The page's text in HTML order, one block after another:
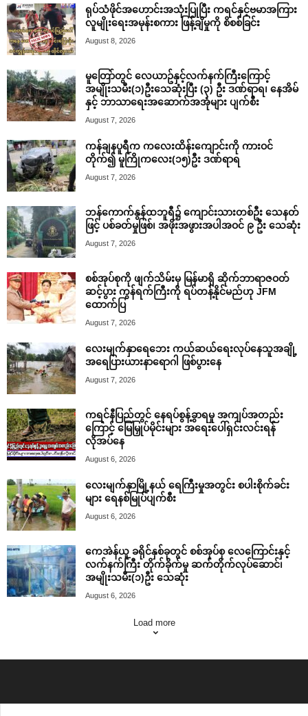
ရုပ်သံဖိုင်အဟောင်းအသုံးပြုပြီး ကရင်နှင့်ဗမာအကြား
လူမျိုးရေးအမုန်းစကား ဖြန့်ချိမှုကို စိစစ်ခြင်း
August 8, 2026
မူတြော်တွင် လေယာဥ်နှင့်လက်နက်ကြီးကြောင့်
အမျိုးသမီး(၁)ဦးသေဆုံးပြီး (၃) ဦး ဒဏ်ရာရ၊ နေအိမ်
နှင့် ဘာသာရေးအဆောက်အအုံများ ပျက်စီး
August 7, 2026
ကန်ချနပူရီက ကလေးထိန်းကျောင်းကို ကားဝင်
တိုက်၍ မူကြိုကလေး(၁၅)ဦး ဒဏ်ရာရ
August 7, 2026
ဘန်ကောက်နွန်ထဘူရီ၌ ကျောင်းသားတစ်ဦး သေနတ်
ဖြင့် ပစ်ခတ်မှုဖြစ်၊ အဖိုးအဖွားအပါအဝင် ၉ ဦး သေဆုံး
August 7, 2026
စစ်အုပ်စုကို ဖျက်သိမ်းမှ မြန်မာရှိ ဆိုက်ဘာရာဇဝတ်
ဆင့်ပွား ကွန်ရက်ကြီးကို ရပ်တန့်နိုင်မည်ဟု JFM
ထောက်ပြ
August 7, 2026
လေးမျက်နှာရေဘေး ကယ်ဆယ်ရေးလုပ်နေသူအချို့
အရေပြားယားနာရောဂါ ဖြစ်ပွားနေ
August 7, 2026
ကရင်နီပြည်တွင် နေရပ်စွန့်ခွာရမှု အကျပ်အတည်း
ကြောင့် မြေမြှုပ်မိုင်းများ အရေးပေါ်ရှင်းလင်းရန်
လိုအပ်နေ
August 6, 2026
လေးမျက်နှာမြို့နယ် ရေကြီးမှုအတွင်း စပါးစိုက်ခင်း
များ ရေနစ်မြုပ်ပျက်စီး
August 6, 2026
ကေအဲန်ယူ ခရိုင်နှစ်ခုတွင် စစ်အုပ်စု လေကြောင်းနှင့်
လက်နက်ကြီး တိုက်ခိုက်မှု ဆက်တိုက်လုပ်ဆောင်၊
အမျိုးသမီး(၁)ဦး သေဆုံး
August 6, 2026
Load more